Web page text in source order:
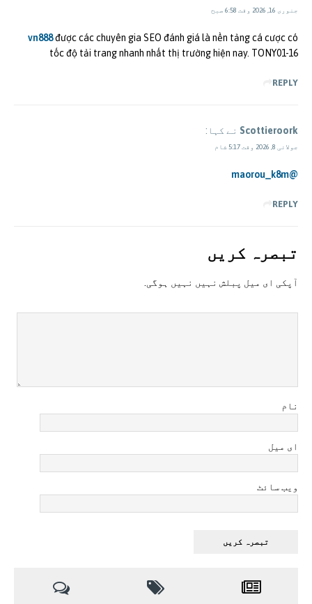
جنوری 16, 2026 وقت 6:58 صبح
vn888được các chuyên gia SEO đánh giá là nền tảng cá cược có
tốc độ tải trang nhanh nhất thị trường hiện nay. TONY01-16
REPLY
Scottieroork نے کہا:
جولائی 8, 2026 وقت 5:17 شام
@maorou_k8m
REPLY
تبصرہ کريں
آپکی ای ميل پبلش نہيں نہيں ہوگی.
نام
ای میل
ویب سائٹ